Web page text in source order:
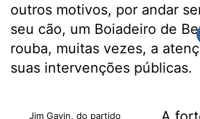
outros motivos, por andar
seu cão, um Boiadeiro de
rouba, muitas vezes, a
suas intervenções públicas.
Jim Gavin, do partido